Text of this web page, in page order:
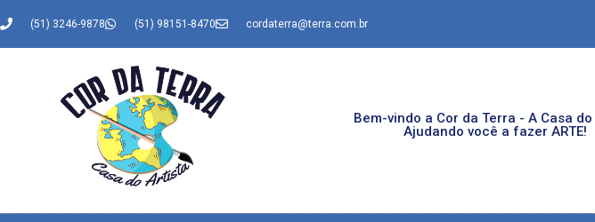
(51) 3246-9878 (51) 98151-8470 cordaterra@terra.com.br
Bem-vindo a Cor da Terra - A Casa
Ajudando você a fazer ARTE!